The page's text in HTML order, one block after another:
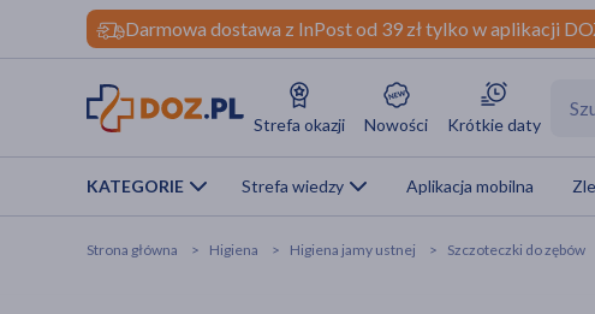
Darmowa dostawa z InPost od 39 zł tylko w aplikacji
Strefa okazji Nowości Krótkie daty
KATEGORIE Strefa wiedzy Aplikacja mobilna
Strona główna Higiena Higiena jamy ustnej Szczoteczki do zębów